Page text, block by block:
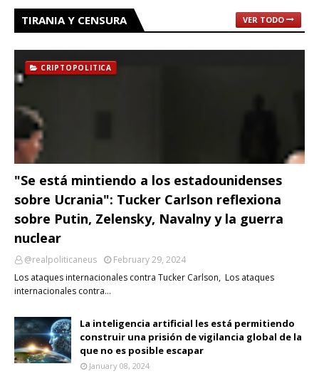
TIRANIA Y CENSURA VER TODO
CRIPTOPOLITICA
"Se está mintiendo a los estadounidenses
sobre Ucrania": Tucker Carlson reflexiona
sobre Putin, Zelensky, Navalny y la guerra
nuclear
@realpoliticaneus
February 29, 2024
Los ataques internacionales contra Tucker Carlson, Los ataques
internacionales contra…
La inteligencia artificial les está permitiendo
construir una prisión de vigilancia global de la
que no es posible escapar
January 08, 2024